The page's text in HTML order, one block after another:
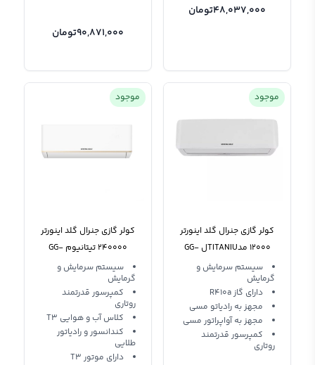
48,037,000تومان
90,871,000تومان
موجود
کولر گازی جنرال گلد اینورتر
12000 مدTITANIUل GG-
MS12000 M
سیستم سرمایش و
گرمایش
دارای گاز R410a
مجهز به رادیاتو مسی
مجهز به آواپراتور مسی
کمپرسور قدرتمند
روتاری
موجود
کولر گازی جنرال گلد اینورتر
240000 تیتانیوم GG-
TS24000
سیستم سرمایش و
گرمایش
کمپرسور قدرتمند
روتاری
کلاس آب و هوایی T3
کندانسور و رادیاتور
طلایی
دارای موتور T3